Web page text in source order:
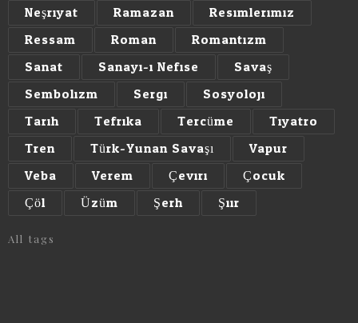
Neşriyat
Ramazan
Resimlerimiz
Ressam
Roman
Romantizm
Sanat
Sanayi-i Nefise
Savaş
Sembolizm
Sergi
Sosyoloji
Tarih
Tefrika Tercüme
Tiyatro
Tren
Türk-Yunan Savaşı
Vapur
Veba
Verem Çeviri
Çocuk
Çöl
Üzüm Şerh Şiir
All tags